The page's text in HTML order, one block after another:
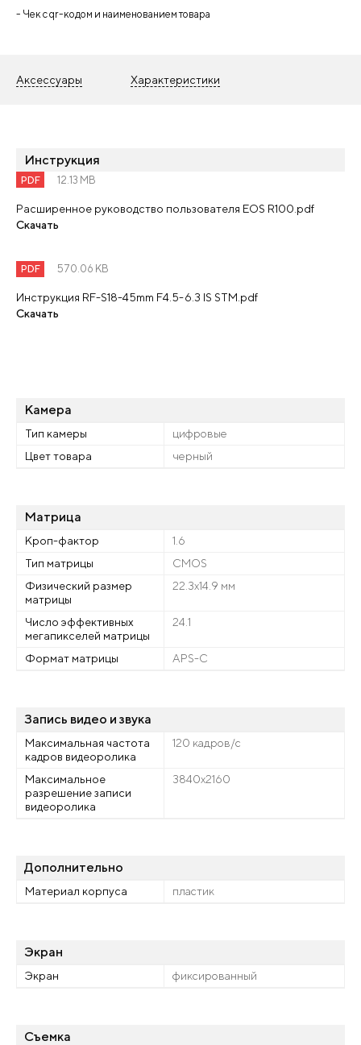
- Чек с qr-кодом и наименованием товара
Аксессуары Характеристики
Инструкция
PDF 12.13 MB
Расширенное руководство пользователя EOS R100.pdf
Скачать
PDF 570.06 KB
Инструкция RF-S18-45mm F4.5-6.3 IS STM.pdf
Скачать
Камера
Тип камеры
цифровые
Цвет товара
черный
Матрица
Кроп-фактор
1.6
Тип матрицы
CMOS
Физический размер
матрицы
22.3x14.9 мм
Число эффективных
мегапикселей матрицы
24.1
Формат матрицы APS-C
Запись видео и звука
Максимальная частота
кадров видеоролика
120 кадров/с
Максимальное
разрешение записи
видеоролика
3840x2160
Дополнительно
Материал корпуса пластик
Экран
Экран фиксированный
Съемка